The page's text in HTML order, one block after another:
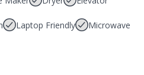
Laptop Friendly Microwave